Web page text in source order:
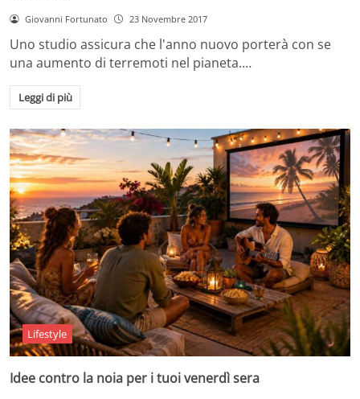
Giovanni Fortunato 23 Novembre 2017
Uno studio assicura che l'anno nuovo porterà con se
una aumento di terremoti nel pianeta.…
Leggi di più
Lifestyle
Idee contro la noia per i tuoi venerdì sera